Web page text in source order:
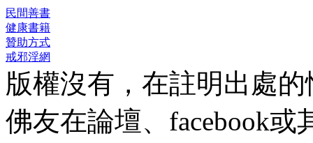
民間善書
健康書籍
贊助方式
戒邪淫網
版權沒有，在註明出處
佛友在論壇、facebook